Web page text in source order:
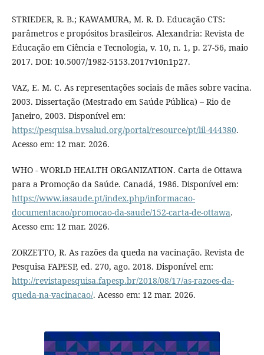
STRIEDER, R. B.; KAWAMURA, M. R. D. Educação CTS:
parâmetros e propósitos brasileiros. Alexandria: Revista de
Educação em Ciência e Tecnologia, v. 10, n. 1, p. 27-56, maio
2017. DOI: 10.5007/1982-5153.2017v10n1p27.
VAZ, E. M. C. As representações sociais de mães sobre vacina.
2003. Dissertação (Mestrado em Saúde Pública) – Rio de
Janeiro, 2003. Disponível em:
https://pesquisa.bvsalud.org/portal/resource/pt/lil-444380.
Acesso em: 12 mar. 2026.
WHO - WORLD HEALTH ORGANIZATION. Carta de Ottawa
para a Promoção da Saúde. Canadá, 1986. Disponível em:
https://www.iasaude.pt/index.php/informacao-
documentacao/promocao-da-saude/152-carta-de-ottawa.
Acesso em: 12 mar. 2026.
ZORZETTO, R. As razões da queda na vacinação. Revista de
Pesquisa FAPESP, ed. 270, ago. 2018. Disponível em:
http://revistapesquisa.fapesp.br/2018/08/17/as-razoes-da-
queda-na-vacinacao/. Acesso em: 12 mar. 2026.